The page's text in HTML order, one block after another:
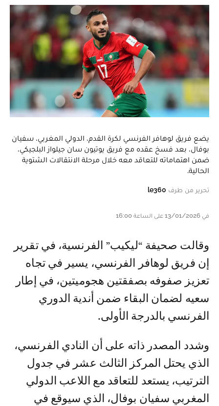
يضع فريق لوهافر الفرنسي لكرة القدم، الدولي المغربي، سفيان
بوفال، بعد فسخ عقده مع فريق يوتيون سان جيلواز البلجيكي،
ضمن اهتماماته للتعاقد معه خلال مرحلة الانتقالات الشتوية
الحالية.
تحرير من طرف le360
في 13/01/2026 على الساعة 16:00
وقالت صحيفة “ليكيب” الفرنسية، في تقرير
إن فريق لوهافر الفرنسي، يسير في تجاه
تعزيز صفوفه بصفقتين هجوميتين، في إطار
سعيه لضمان البقاء ضمن أندية الدوري
الفرنسي بالدرجة الأولى.
وشدد المصدر ذاته على أن النادي الفرنسي،
الذي يحتل المركز الثالث عشر في جدول
الترتيب، يستعد للتعاقد مع اللاعب الدولي
المغربي سفيان بوفال، الذي سيوقع في